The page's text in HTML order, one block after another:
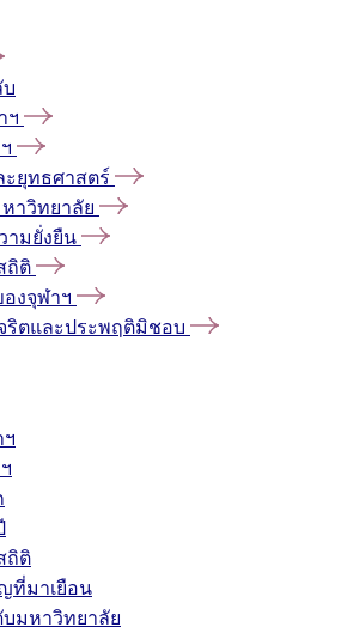
ฯ
ยุทธศาสตร์
าวิทยาลัย
ามยั่งยืน
ถิติ
งจุฬาฯ
ริตและประพฤติมิชอบ
ถิติ
ที่มาเยือน
มหาวิทยาลัย